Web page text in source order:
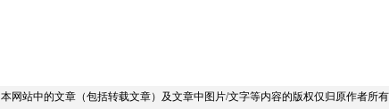
本网站中的文章（包括转载文章）及文章中图片/文字等内容的版权仅归原作者所